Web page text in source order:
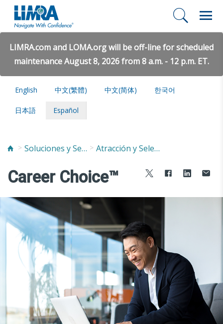
LIMRA.com and LOMA.org will be off-line for scheduled
maintenance August 8, 2026 from 8 a.m. - 12 p.m. ET.
English 中文(繁體) 中文(简体) 한국어
日本語 Español
Soluciones y Servicios Atracción y Selección de Talento
Career Choice™